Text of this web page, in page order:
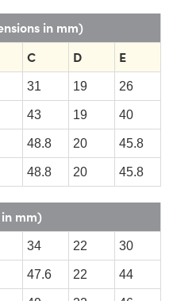
in mm)
C D E
31 19 26
43 19 40
48.8 20 45.8
48.8 20 45.8
mm)
34 22 30
47.6 22 44